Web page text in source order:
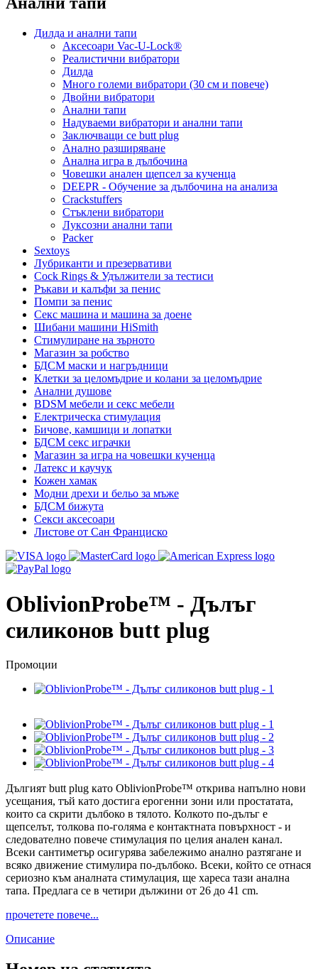
Дилда и анални тапи
Аксесоари Vac-U-Lock®
Реалистични вибратори
Дилда
Много големи вибратори (30 см и повече)
Двойни вибратори
Анални тапи
Надуваеми вибратори и анални тапи
Заключващи се butt plug
Анално разширяване
Анална игра в дълбочина
Човешки анален щепсел за кученца
DEEPR - Обучение за дълбочина на анализа
Crackstuffers
Стъклени вибратори
Луксозни анални тапи
Packer
Sextoys
Лубриканти и презервативи
Cock Rings & Удължители за тестиси
Ръкави и калъфи за пенис
Помпи за пенис
Секс машина и машина за доене
Шибани машини HiSmith
Стимулиране на зърното
Магазин за робство
БДСМ маски и нагръдници
Клетки за целомъдрие и колани за целомъдрие
Анални душове
BDSM мебели и секс мебели
Електрическа стимулация
Бичове, камшици и лопатки
БДСМ секс играчки
Магазин за игра на човешки кученца
Латекс и каучук
Кожен хамак
Модни дрехи и бельо за мъже
БДСМ бижута
Секси аксесоари
Листове от Сан Франциско
OblivionProbe™ - Дълъг
силиконов butt plug
Промоции
Дългият butt plug като OblivionProbe™ открива напълно нови
усещания, тъй като достига ерогенни зони или простатата,
които са скрити дълбоко в тялото. Колкото по-дълъг е
щепселът, толкова по-голяма е контактната повърхност - и
следователно повече стимулация по целия анален канал.
Всеки сантиметър осигурява забележимо анално разтягане и
всяко движение стимулира по-дълбоко. Всеки, който се отнася
сериозно към аналната стимулация, ще хареса тази анална
тапа. Предлага се в четири дължини от 26 до 41 cm.
прочетете повече...
Описание